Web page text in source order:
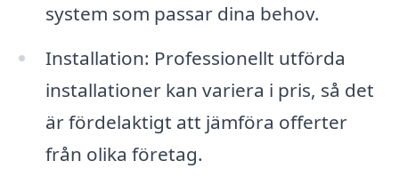
system som passar dina behov.
Installation: Professionellt utförda
installationer kan variera i pris, så det
är fördelaktigt att jämföra offerter
från olika företag.